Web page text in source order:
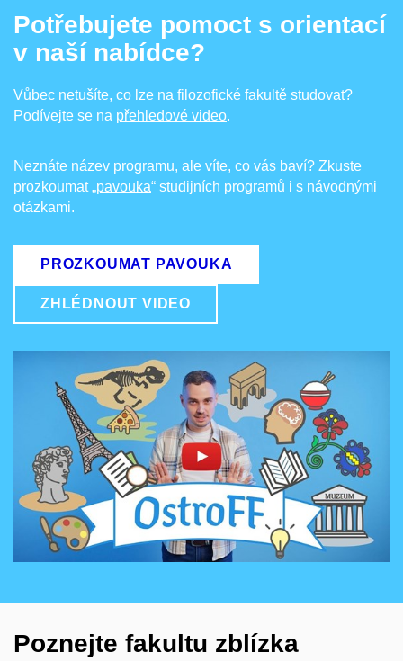
Potřebujete pomoct s orientací
v naší nabídce?
Vůbec netušíte, co lze na filozofické fakultě studovat?
Podívejte se na přehledové video.
Neznáte název programu, ale víte, co vás baví? Zkuste
prozkoumat„pavouka“ studijních programů i s návodnými
otázkami.
PROZKOUMAT PAVOUKA
ZHLÉDNOUT VIDEO
Povolit cookies a přehrát
Otevřít na youtube.com
Poznejte fakultu zblízka